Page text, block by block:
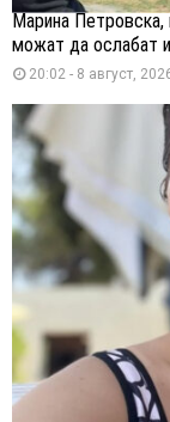
Марина
можат да ослабат
20:02 - 8 август,